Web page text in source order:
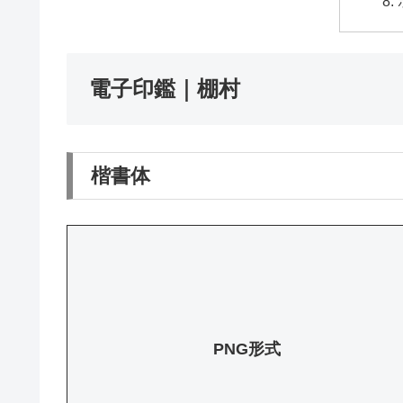
電子印鑑｜棚村
楷書体
PNG形式